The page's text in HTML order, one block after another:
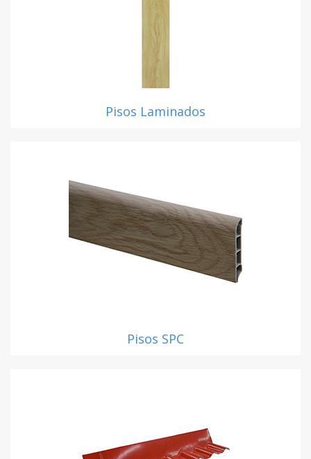
Pisos Laminados
Pisos SPC